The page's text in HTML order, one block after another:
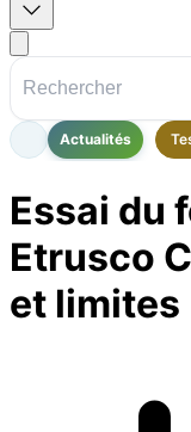
Actualités
Essai du
Etrusco
et limites